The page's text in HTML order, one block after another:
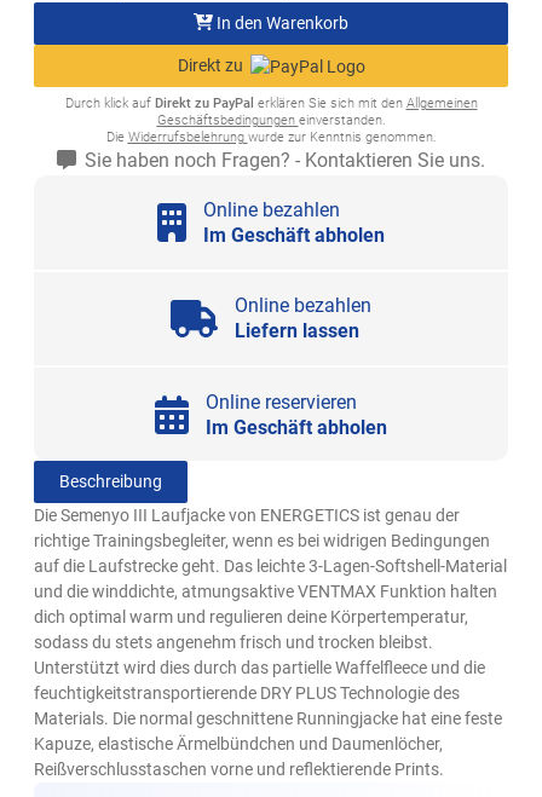
In den Warenkorb
Direkt zu
Durch klick auf Direkt zu PayPal erklären Sie sich mit den Allgemeinen
Geschäftsbedingungen einverstanden.
Die Widerrufsbelehrung wurde zur Kenntnis genommen.
Sie haben noch Fragen? - Kontaktieren Sie uns.
Online bezahlen
Im Geschäft abholen
Online bezahlen
Liefern lassen
Online reservieren
Im Geschäft abholen
Beschreibung
Die Semenyo III Laufjacke von ENERGETICS ist genau der
richtige Trainingsbegleiter, wenn es bei widrigen Bedingungen
auf die Laufstrecke geht. Das leichte 3-Lagen-Softshell-Material
und die winddichte, atmungsaktive VENTMAX Funktion halten
dich optimal warm und regulieren deine Körpertemperatur,
sodass du stets angenehm frisch und trocken bleibst.
Unterstützt wird dies durch das partielle Waffelfleece und die
feuchtigkeitstransportierende DRY PLUS Technologie des
Materials. Die normal geschnittene Runningjacke hat eine feste
Kapuze, elastische Ärmelbündchen und Daumenlöcher,
Reißverschlusstaschen vorne und reflektierende Prints.